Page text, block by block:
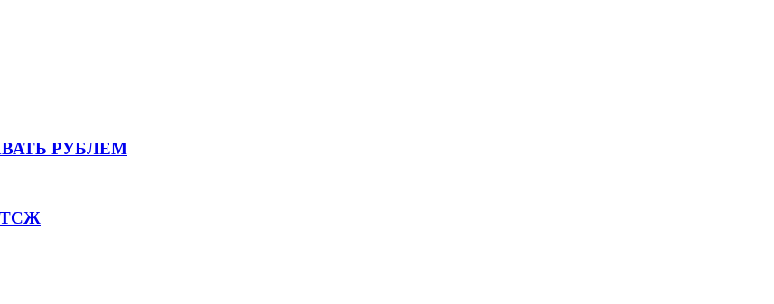
РУБЛЕМ